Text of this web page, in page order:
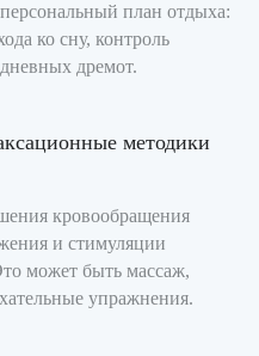
план отдыха:
ко сну, контроль
дремот.
методики
кровообращения
и стимуляции
может быть массаж,
упражнения.
д.